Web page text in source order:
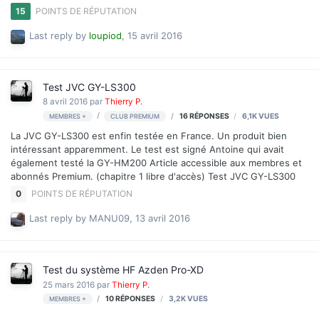
seront mis à disposition dans un second temps, ils ne sont pas
tous filmés car les conditions météo sont peu propices pour le
moment. Test HC-VXF990 (test Premium)
Last reply by loupiod, 15 avril 2016
15 POINTS DE RÉPUTATION
Test JVC GY-LS300
8 avril 2016 par Thierry P.
MEMBRES + CLUB PREMIUM 16RÉPONSES 6,1KVUES
La JVC GY-LS300 est enfin testée en France. Un produit bien
intéressant apparemment. Le test est signé Antoine qui avait
également testé la GY-HM200 Article accessible aux membres et
abonnés Premium. (chapitre 1 libre d'accès) Test JVC GY-LS300
Last reply by MANU09, 13 avril 2016
0 POINTS DE RÉPUTATION
Test du système HF Azden Pro-XD
25 mars 2016 par Thierry P.
MEMBRES + 10RÉPONSES 3,2KVUES